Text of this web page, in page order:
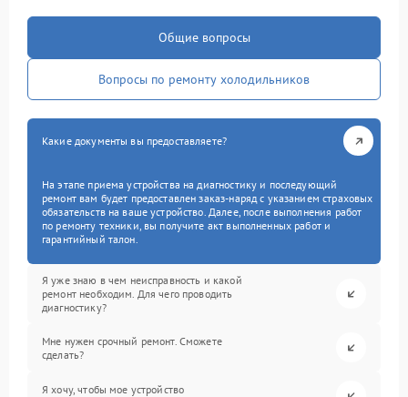
Общие вопросы
Вопросы по ремонту холодильников
Какие документы вы предоставляете?
На этапе приема устройства на диагностику и последующий
ремонт вам будет предоставлен заказ-наряд с указанием страховых
обязательств на ваше устройство. Далее, после выполнения работ
по ремонту техники, вы получите акт выполненных работ и
гарантийный талон.
Я уже знаю в чем неисправность и какой
ремонт необходим. Для чего проводить
диагностику?
Мне нужен срочный ремонт. Сможете
сделать?
Я хочу, чтобы мое устройство